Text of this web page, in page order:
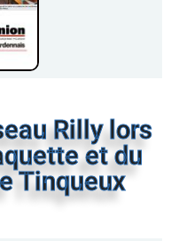
Rilly lors
et du
Tinqueux